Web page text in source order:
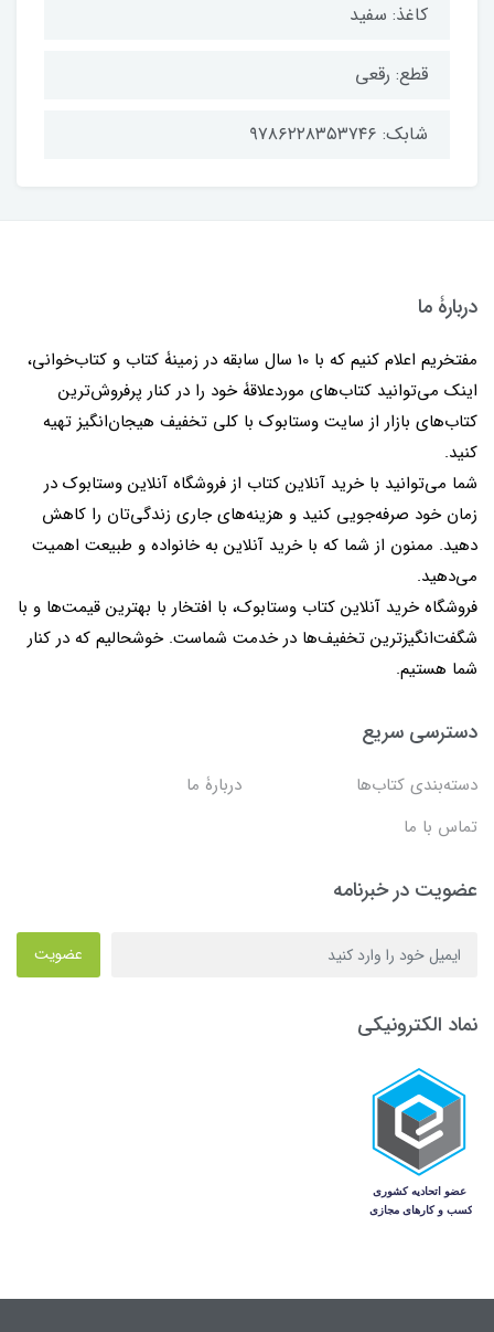
کاغذ: سفید
قطع: رقعی
شابک: ۹۷۸۶۲۲۸۳۵۳۷۴۶
دربارۀ ما
مفتخریم اعلام کنیم که با 10 سال سابقه در زمینۀ کتاب و کتاب‌خوانی،
اینک می‌توانید کتاب‌های موردعلاقۀ خود را در کنار پرفروش‌ترین
کتاب‌های بازار از سایت وستابوک با کلی تخفیف هیجان‌انگیز تهیه
کنید.
شما می‌توانید با خرید آنلاین کتاب از فروشگاه آنلاین وستابوک در
زمان خود صرفه‌جویی کنید و هزینه‌های جاری زندگی‌تان را کاهش
دهید. ممنون از شما که با خرید آنلاین به خانواده و طبیعت اهمیت
می‌دهید.
فروشگاه خرید آنلاین کتاب وستابوک، با افتخار با بهترین قیمت‌ها و با
شگفت‌انگیزترین تخفیف‌ها در خدمت شماست. خوشحالیم که در کنار
شما هستیم.
دسترسی سریع
دسته‌بندی کتاب‌ها
دربارۀ ما
تماس با ما
عضویت در خبرنامه
عضویت
نماد الکترونیکی